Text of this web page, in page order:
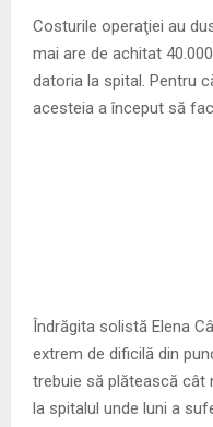
E
N
Costurile operaţiei au
mai are de achitat
datoria la spital. Pentru
acesteia a început să
Îndrăgita solistă Elena
extrem de dificilă din
trebuie să plătească cât
la spitalul unde luni a